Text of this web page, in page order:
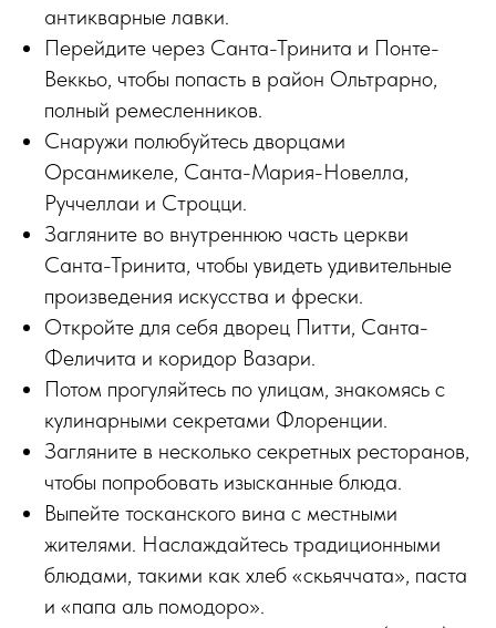
антикварные лавки.
Перейдите через Санта-Тринита и Понте-
Веккьо, чтобы попасть в район Ольтрарно,
полный ремесленников.
Снаружи полюбуйтесь дворцами
Орсанмикеле, Санта-Мария-Новелла,
Руччеллаи и Строцци.
Загляните во внутреннюю часть церкви
Санта-Тринита, чтобы увидеть удивительные
произведения искусства и фрески.
Откройте для себя дворец Питти, Санта-
Феличита и коридор Вазари.
Потом прогуляйтесь по улицам, знакомясь с
кулинарными секретами Флоренции.
Загляните в несколько секретных ресторанов,
чтобы попробовать изысканные блюда.
Выпейте тосканского вина с местными
жителями. Наслаждайтесь традиционными
блюдами, такими как хлеб «скьяччата», паста
и «папа аль помодоро».